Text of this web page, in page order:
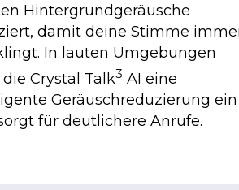
Hintergrundgeräusche
damit deine Stimme
In lauten Umgebungen
Crystal Talk3 AI eine
Geräuschreduzierung ein
für deutlichere Anrufe.